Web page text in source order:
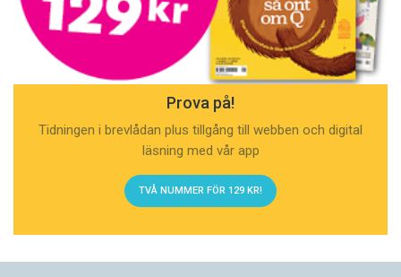
Prova på!
Tidningen i brevlådan plus tillgång till webben och digital
läsning med vår app
TVÅ NUMMER FÖR 129 KR!